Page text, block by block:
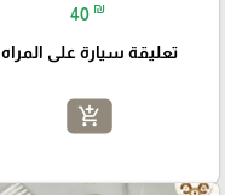
40 ₪
تعليقة سيارة على المراه
add_shopping_cart